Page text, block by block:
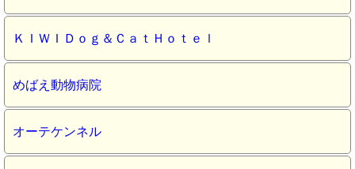
ＫＩＷＩＤｏｇ＆ＣａｔＨｏｔｅｌ
めばえ動物病院
オーテケンネル